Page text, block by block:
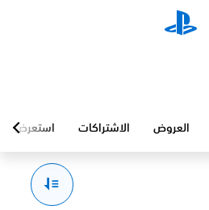
العروض الاشتراكات استعرض